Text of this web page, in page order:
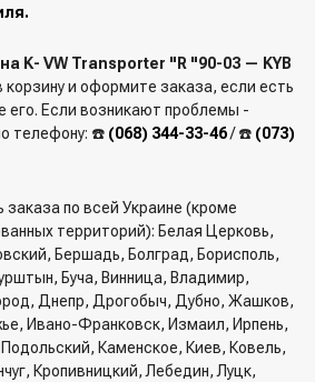
K- VW Transporter "R "90-03 — KYB
и оформите заказа, если есть
его. Если возникают проблемы -
телефону: ☎️ (068) 344-33-46/ ☎️ (073)
по всей Украине (кроме
территорий): Белая Церковь,
Бершадь, Болград, Борисполь,
Буча, Винница, Владимир,
Днепр, Дрогобыч, Дубно, Жашков,
Ивано-Франковск, Измаил, Ирпень,
Каменское, Киев, Ковель,
Кропивницкий, Лебедин, Луцк,